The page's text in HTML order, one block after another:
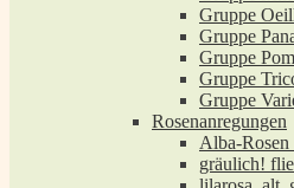
Gruppe
Gruppe
Gruppe
Gruppe
Gruppe
Rosenanregungen
Alba-
gräulich!